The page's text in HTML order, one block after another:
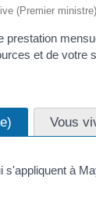
(Premier ministre)
et de votre
Vous
s'appliquent à